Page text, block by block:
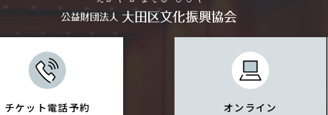
チケット電話予約
オンライン